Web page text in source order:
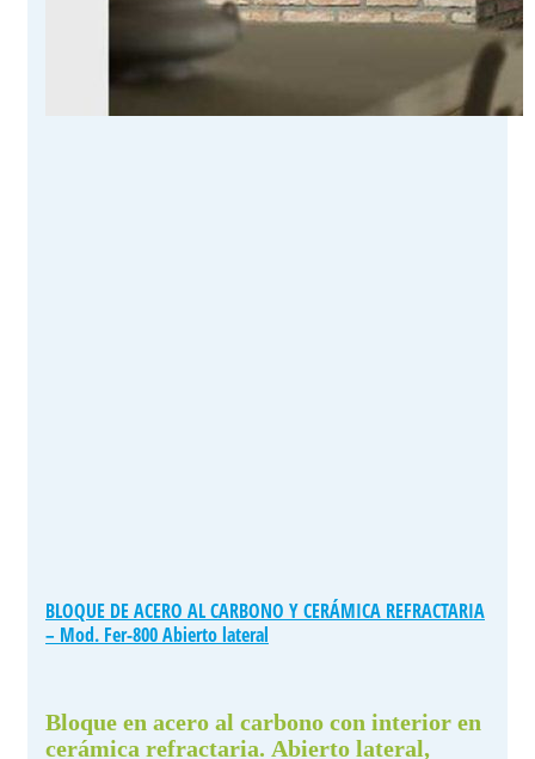
BLOQUE DE ACERO AL CARBONO Y CERÁMICA REFRACTARIA
– Mod. Fer-800 Abierto lateral
Bloque en acero al carbono con interior en
cerámica refractaria. Abierto lateral,